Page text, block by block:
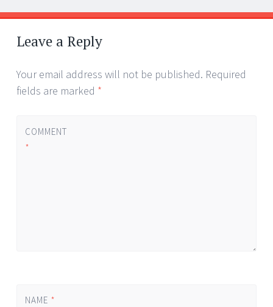
Post
navigation
←
→
Leave a Reply
Your email address will not be published. Required
fields are marked *
COMMENT
*
NAME *